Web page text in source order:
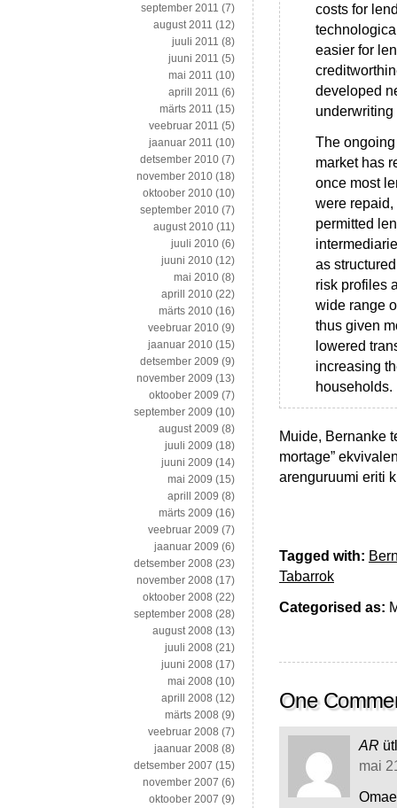
costs for
easier for
developed
underwriting
The
market has
once most
were
permitted
as
risk profiles
wide range
thus given
lowered
increasing
households.
Muide, Bernanke
mortage”
arenguruumi eriti
Tagged with:
Tabarrok
Categorised as:
One
AR
mai
september 2011 (7)
august 2011 (12)
juuli 2011 (8)
juuni 2011 (5)
mai 2011 (10)
aprill 2011 (6)
märts 2011 (15)
veebruar 2011 (5)
jaanuar 2011 (10)
detsember 2010 (7)
november 2010 (18)
oktoober 2010 (10)
september 2010 (7)
august 2010 (11)
juuli 2010 (6)
juuni 2010 (12)
mai 2010 (8)
aprill 2010 (22)
märts 2010 (16)
veebruar 2010 (9)
jaanuar 2010 (15)
detsember 2009 (9)
november 2009 (13)
oktoober 2009 (7)
september 2009 (10)
august 2009 (8)
juuli 2009 (18)
juuni 2009 (14)
mai 2009 (15)
aprill 2009 (8)
märts 2009 (16)
veebruar 2009 (7)
jaanuar 2009 (6)
detsember 2008 (23)
november 2008 (17)
oktoober 2008 (22)
september 2008 (28)
august 2008 (13)
juuli 2008 (21)
juuni 2008 (17)
mai 2008 (10)
aprill 2008 (12)
märts 2008 (9)
veebruar 2008 (7)
jaanuar 2008 (8)
detsember 2007 (15)
november 2007 (6)
oktoober 2007 (9)